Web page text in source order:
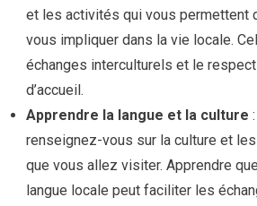
et les activités qui vous permettent
vous impliquer dans la vie locale.
échanges interculturels et le
d’accueil.
Apprendre la langue et la culture
renseignez-vous sur la culture et
que vous allez visiter. Apprendre
langue locale peut faciliter les